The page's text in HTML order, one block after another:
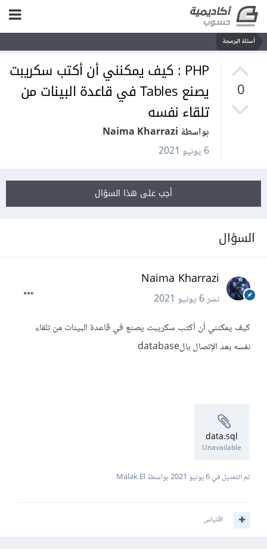
أسئلة البرمجة
0
PHP : كيف يمكنني أن أكتب سكريبت
يصنع Tables في قاعدة البينات من
تلقاء نفسه
بواسطة Naima Kharrazi
6 يونيو 2021
أجب على هذا السؤال
السؤال
Naima Kharrazi
نشر6 يونيو 2021
كيف يمكنني أن أكتب سكريبت يصنع في قاعدة البينات من تلقاء
نفسه بعد الإتصال بالdatabase
data.sql
Unavailable
تم التعديل في6 يونيو 2021 بواسطة Malak El
اقتباس